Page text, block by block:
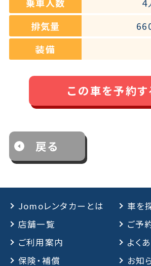
排気量
装備
戻る
この車を予約す
Jomoレンタカーとは
車を
店舗一覧
ご予
ご利用案内
よく
保険・補償
お知